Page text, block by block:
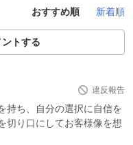
おすすめ順 新着順
トする
違反報告
持ち、自分の選択に自信を
切り口にしてお客様像を想